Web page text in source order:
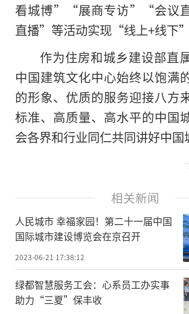
看城博”“展商专访”“会议
直播”等活动实现“线上+线下”
作为住房和城乡建设部直
中国建筑文化中心始终以饱满
的形象、优质的服务迎接八方
标准、高质量、高水平的中国
会各界和行业同仁共同讲好中国
相关新闻
人民城市 幸福家园！第二十一届中国
国际城市建设博览会在京召开
2023-06-21 17:38:12
​绿都智慧服务工会：心系员工办实事
助力“三夏”保丰收